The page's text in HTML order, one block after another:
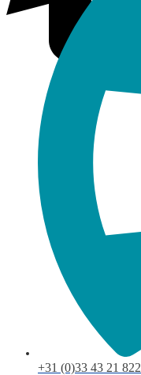
+31 (0)33 43 21 822